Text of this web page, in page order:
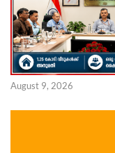
August 9, 2026